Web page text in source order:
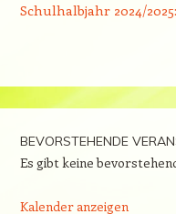
Schulhalbjahr 2024/2025:
BEVORSTEHENDE
Es gibt keine
Kalender anzeigen